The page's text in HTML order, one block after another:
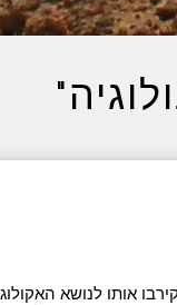
אותו לנושא